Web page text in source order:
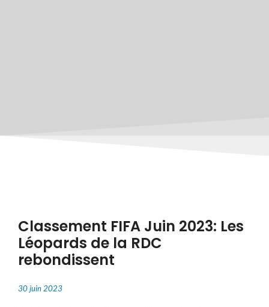
Classement FIFA Juin 2023: Les
Léopards de la RDC
rebondissent
30 juin 2023